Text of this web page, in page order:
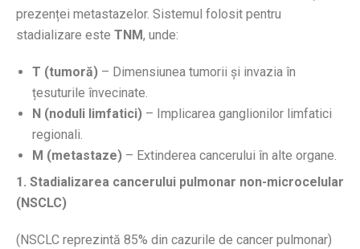
prezenței metastazelor. Sistemul folosit pentru
stadializare este TNM, unde:
T (tumoră) – Dimensiunea tumorii și invazia în
țesuturile învecinate.
N (noduli limfatici) – Implicarea ganglionilor limfatici
regionali.
M (metastaze) – Extinderea cancerului în alte organe.
1. Stadializarea cancerului pulmonar non-microcelular
(NSCLC)
(NSCLC reprezintă 85% din cazurile de cancer pulmonar)